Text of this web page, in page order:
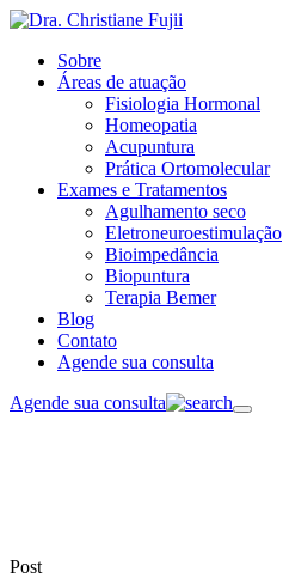
Sobre
Áreas de atuação
Fisiologia Hormonal
Homeopatia
Acupuntura
Prática Ortomolecular
Exames e Tratamentos
Agulhamento seco
Eletroneuroestimulação
Bioimpedância
Biopuntura
Terapia Bemer
Blog
Contato
Agende sua consulta
Agende sua consulta
Post